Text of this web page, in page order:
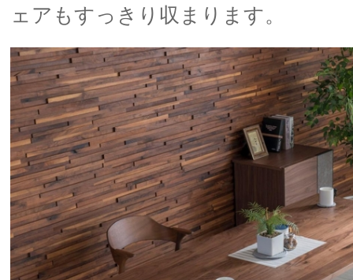
ェアもすっきり収まります。